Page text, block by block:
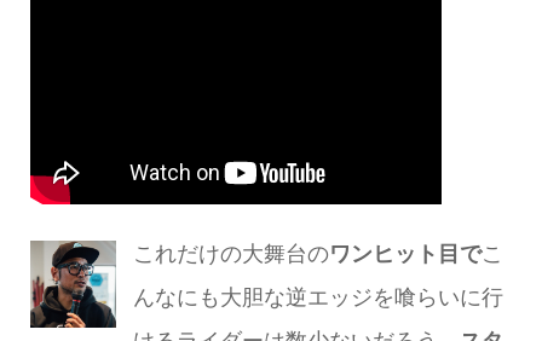
これだけの大舞台のワンヒット目でこ
んなにも大胆な逆エッジを喰らいに行